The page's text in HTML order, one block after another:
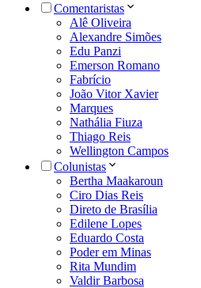
Comentaristas
Alê Oliveira
Alexandre Simões
Edu Panzi
Emerson Romano
Fabrício
João Vitor Xavier
Marques
Nathália Fiuza
Thiago Reis
Wellington Campos
Colunistas
Bertha Maakaroun
Ciro Dias Reis
Direto de Brasília
Edilene Lopes
Eduardo Costa
Poder em Minas
Rita Mundim
Valdir Barbosa